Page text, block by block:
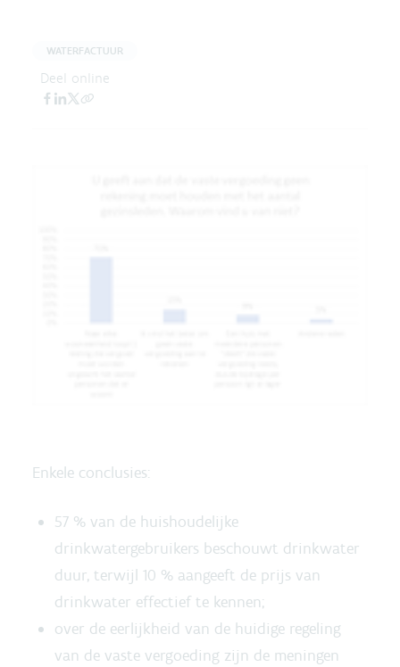
WATERFACTUUR
Deel online
Enkele conclusies:
57 % van de huishoudelijke
drinkwatergebruikers beschouwt drinkwater
duur, terwijl 10 % aangeeft de prijs van
drinkwater effectief te kennen;
over de eerlijkheid van de huidige regeling
van de vaste vergoeding zijn de meningen